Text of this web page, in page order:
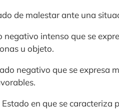
de malestar ante una
negativo intenso que se
u objeto.
negativo que se expresa
en que se